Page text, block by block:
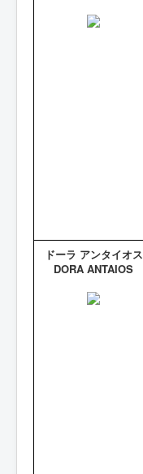
ドーラ アンタイオス
DORA ANTAIOS